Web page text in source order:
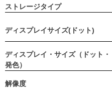
ストレージタイプ
ディスプレイサイズ(ドット)
ディスプレイ・サイズ（ドット・
発色）
解像度